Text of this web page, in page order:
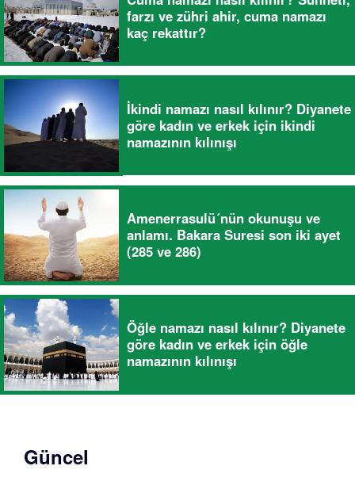
farzı ve zühri ahir, cuma namazı
kaç rekattır?
İkindi namazı nasıl kılınır? Diyanete
göre kadın ve erkek için ikindi
namazının kılınışı
Amenerrasulü´nün okunuşu ve
anlamı. Bakara Suresi son iki ayet
(285 ve 286)
Öğle namazı nasıl kılınır? Diyanete
göre kadın ve erkek için öğle
namazının kılınışı
Güncel